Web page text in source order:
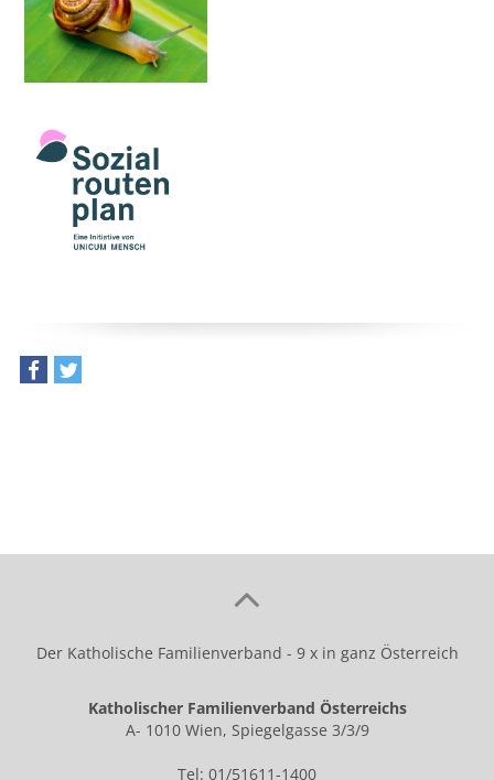
Der Katholische Familienverband - 9 x in ganz Österreich
Katholischer Familienverband Österreichs
A- 1010 Wien, Spiegelgasse 3/3/9
Tel: 01/51611-1400